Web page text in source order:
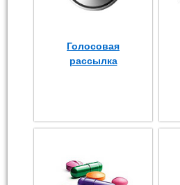
Голосовая
рассылка